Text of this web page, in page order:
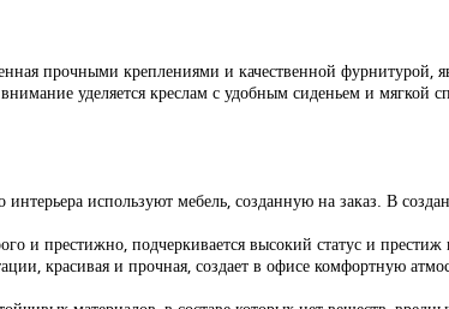
прочными креплениями и качественной фурнитурой,
внимание уделяется креслам с удобным сиденьем и
используют мебель, созданную на заказ. В
и престижно, подчеркивается высокий статус и
красивая и прочная, создает в офисе комфортную